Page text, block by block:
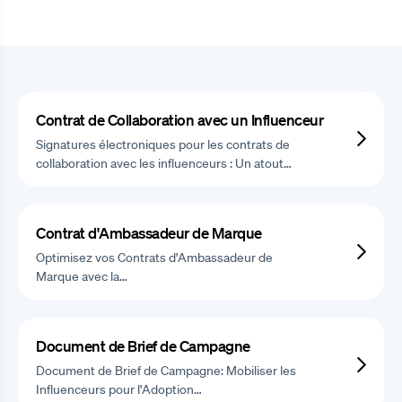
Contrat de Collaboration avec un Influenceur
Signatures électroniques pour les contrats de
collaboration avec les influenceurs : Un atout…
Contrat d'Ambassadeur de Marque
Optimisez vos Contrats d'Ambassadeur de
Marque avec la…
Document de Brief de Campagne
Document de Brief de Campagne: Mobiliser les
Influenceurs pour l'Adoption…